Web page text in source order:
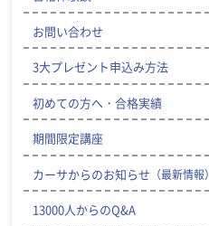
お問い合わせ
3大プレゼント申込み方法
初めての方へ・合格実績
期間限定講座
カーサからのお知らせ （最新情報）
13000人からのQ&A